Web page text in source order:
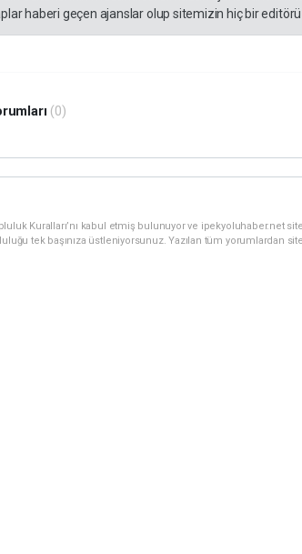
haberi geçen ajanslar olup sitemizin hiç bir
(0)
Kuralları’nı kabul etmiş bulunuyor ve ipekyoluhaber.net
tek başınıza üstleniyorsunuz. Yazılan tüm yorumlardan